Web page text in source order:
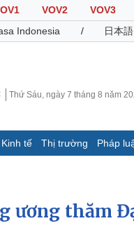
VOV2 VOV3
Indonesia / 日本語
Thứ Sáu, ngày 7 tháng 8 năm
Kinh tế Thị trường Pháp
Cuộc sống đó đây
Hồ sơ
ương thăm